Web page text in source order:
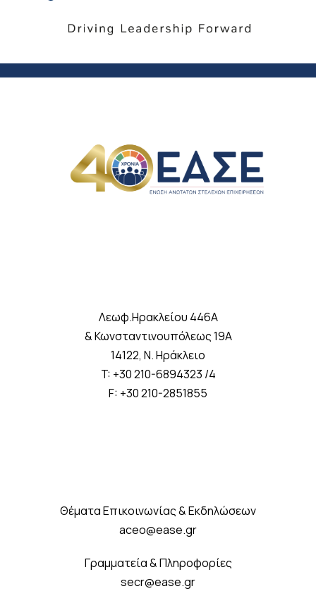
Λεωφ.Ηρακλείου 446A
& Κωνσταντινουπόλεως 19A
14122, Ν. Ηράκλειο
T: +30 210-6894323 /4
F: +30 210-2851855
Θέματα Επικοινωνίας & Εκδηλώσεων
aceo@ease.gr
Γραμματεία & Πληροφορίες
secr@ease.gr